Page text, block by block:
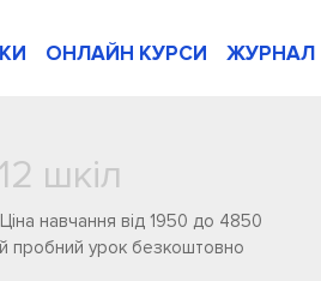
ОНЛАЙН КУРСИ ЖУРНАЛ
12 шкіл
навчання від 1950 до 4850
пробний урок безкоштовно